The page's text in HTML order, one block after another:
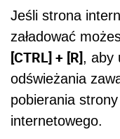
Jeśli strona
załadować
[CTRL] + [R], aby
odświeżania
pobierania
internetowego.